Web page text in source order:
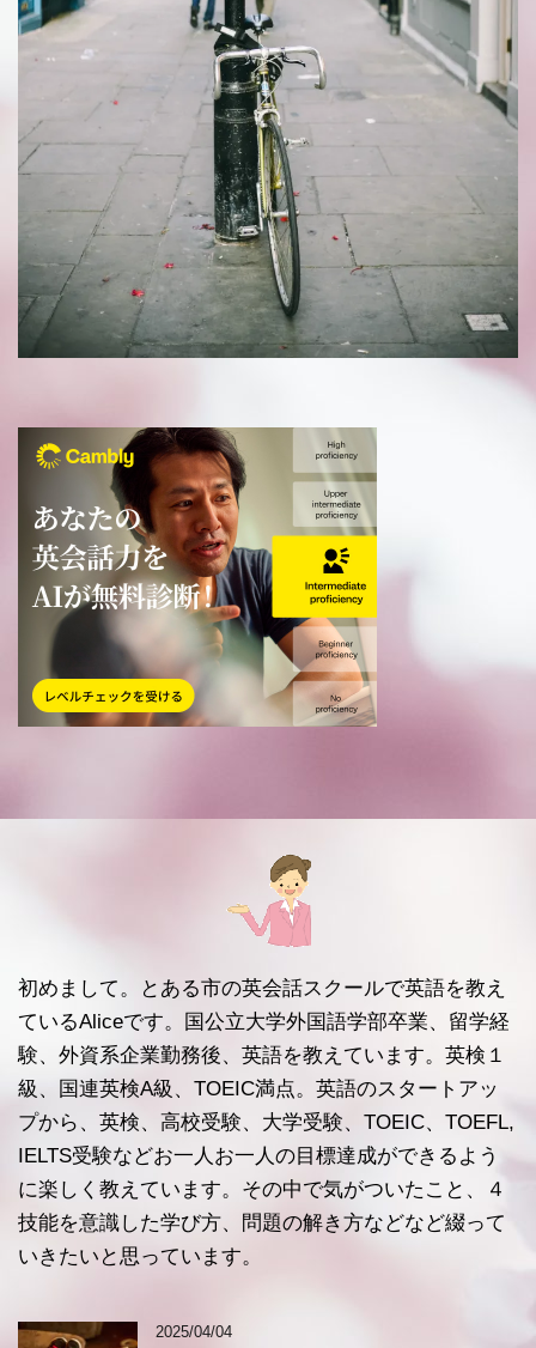
初めまして。とある市の英会話スクールで英語を教え
ているAliceです。国公立大学外国語学部卒業、留学経
験、外資系企業勤務後、英語を教えています。英検１
級、国連英検A級、TOEIC満点。英語のスタートアッ
プから、英検、高校受験、大学受験、TOEIC、TOEFL,
IELTS受験などお一人お一人の目標達成ができるよう
に楽しく教えています。その中で気がついたこと、４
技能を意識した学び方、問題の解き方などなど綴って
いきたいと思っています。
2025/04/04